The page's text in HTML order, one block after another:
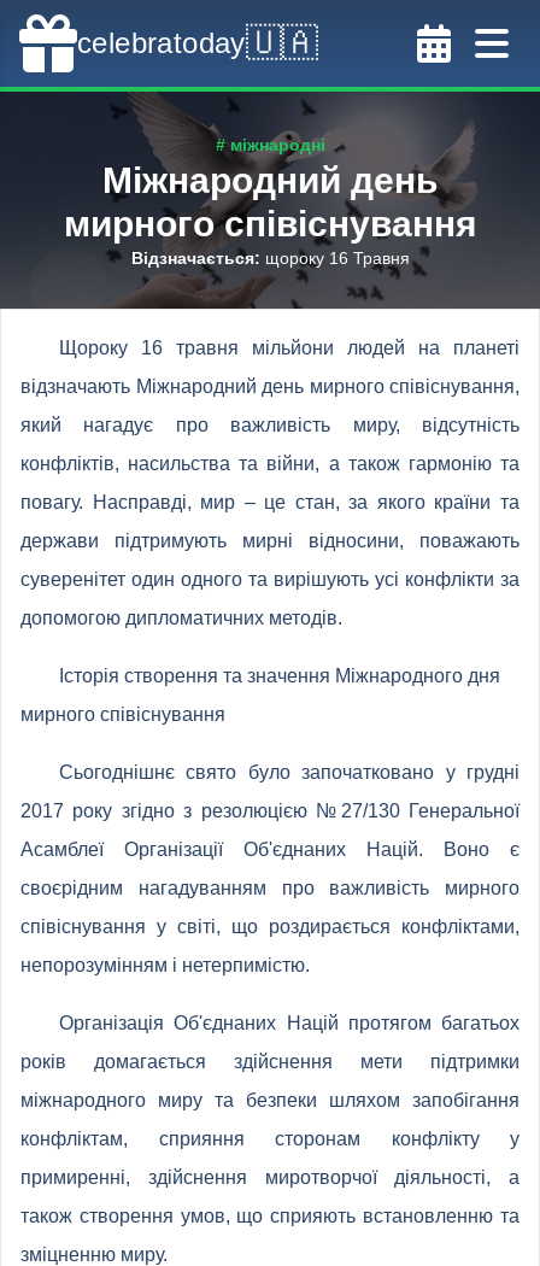
celebratoday🇺🇦
# міжнародні
Міжнародний день
мирного співіснування
Відзначається: щороку 16 Травня
Щороку 16 травня мільйони людей на планеті
відзначають Міжнародний день мирного співіснування,
який нагадує про важливість миру, відсутність
конфліктів, насильства та війни, а також гармонію та
повагу. Насправді, мир – це стан, за якого країни та
держави підтримують мирні відносини, поважають
суверенітет один одного та вирішують усі конфлікти за
допомогою дипломатичних методів.
Історія створення та значення Міжнародного дня
мирного співіснування
Сьогоднішнє свято було започатковано у грудні
2017 року згідно з резолюцією №27/130 Генеральної
Асамблеї Організації Об'єднаних Націй. Воно є
своєрідним нагадуванням про важливість мирного
співіснування у світі, що роздирається конфліктами,
непорозумінням і нетерпимістю.
Організація Об'єднаних Націй протягом багатьох
років домагається здійснення мети підтримки
міжнародного миру та безпеки шляхом запобігання
конфліктам, сприяння сторонам конфлікту у
примиренні, здійснення миротворчої діяльності, а
також створення умов, що сприяють встановленню та
зміцненню миру.